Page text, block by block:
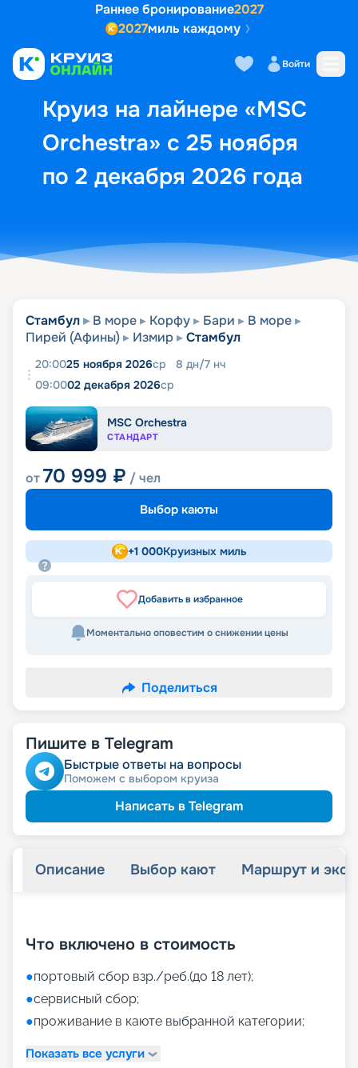
Раннее бронирование2027
2027миль каждому
Войти
Круиз на лайнере «MSC
Orchestra» с 25 ноября
по 2 декабря 2026 года
Выбор кают Маршрут и
Стамбул В море Корфу Бари
В море
Пирей (Афины)
Измир Стамбул
20:0025 ноября 2026ср 8 дн/7 нч
09:0002 декабря 2026ср
MSC Orchestra
СТАНДАРТ
от70 999 ₽ / чел
Выбор каюты
+1 000Круизных миль
Добавить в избранное
Моментально оповестим о снижении цены
Поделиться
Пишите в Telegram
Быстрые ответы на вопросы
Поможем с выбором круиза
Написать в Telegram
Описание Выбор кают Маршрут и
Что включено в стоимость
●портовый сбор взр./реб.(до 18 лет);
●сервисный сбор;
●проживание в каюте выбранной категории;
Показать все услуги